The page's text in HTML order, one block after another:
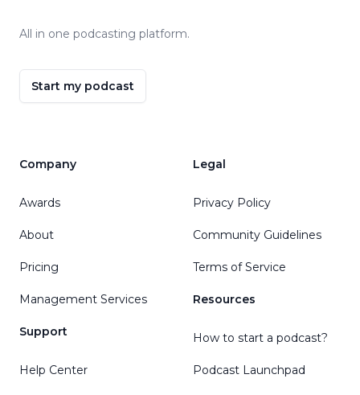
All in one podcasting platform.
Start my podcast
Company
Awards
About
Pricing
Management Services
Support
Help Center
Legal
Privacy Policy
Community Guidelines
Terms of Service
Resources
How to start a podcast?
Podcast Launchpad